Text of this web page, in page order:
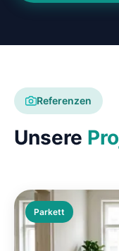
Referenzen
Unsere
Parkett